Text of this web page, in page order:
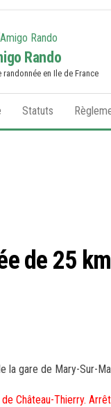
Rando
en Ile de France
Statuts
de 25
la gare de Mary-Sur-
Château-Thierry.